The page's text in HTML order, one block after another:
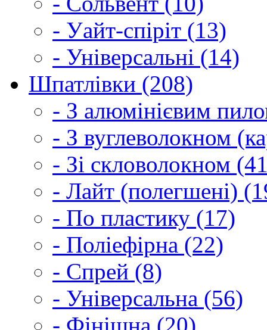
- Уайт-спіріт (13)
- Універсальні (14)
Шпатлівки (208)
- З алюмінієвим
- З вуглеволокном
- Зі скловолокном
- Лайт (полегшені)
- По пластику (17)
- Поліефірна (22)
- Спрей (8)
- Універсальна (56)
- Фінішна (20)